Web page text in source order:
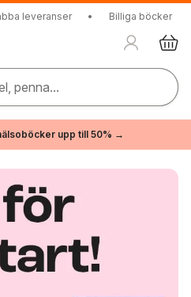
leveranser • Billiga böcker
penna...
upp till 50% →